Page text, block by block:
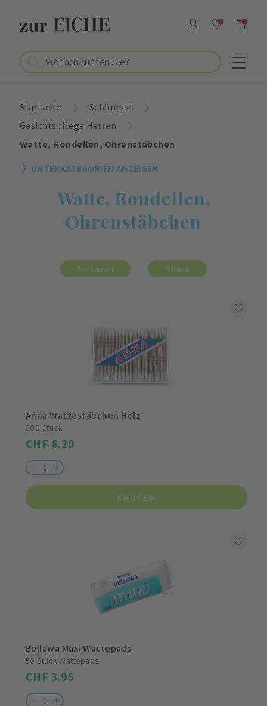
0 0
Startseite
Schönheit
Gesichtspflege Herren
Watte, Rondellen, Ohrenstäbchen
UNTERKATEGORIEN ANZEIGEN
Watte, Rondellen,
Ohrenstäbchen
Sortieren Filtern
Anna Wattestäbchen Holz
200 Stück
CHF 6.20
KAUFEN
Bellawa Maxi Wattepads
50 Stück Wattepads
CHF 3.95